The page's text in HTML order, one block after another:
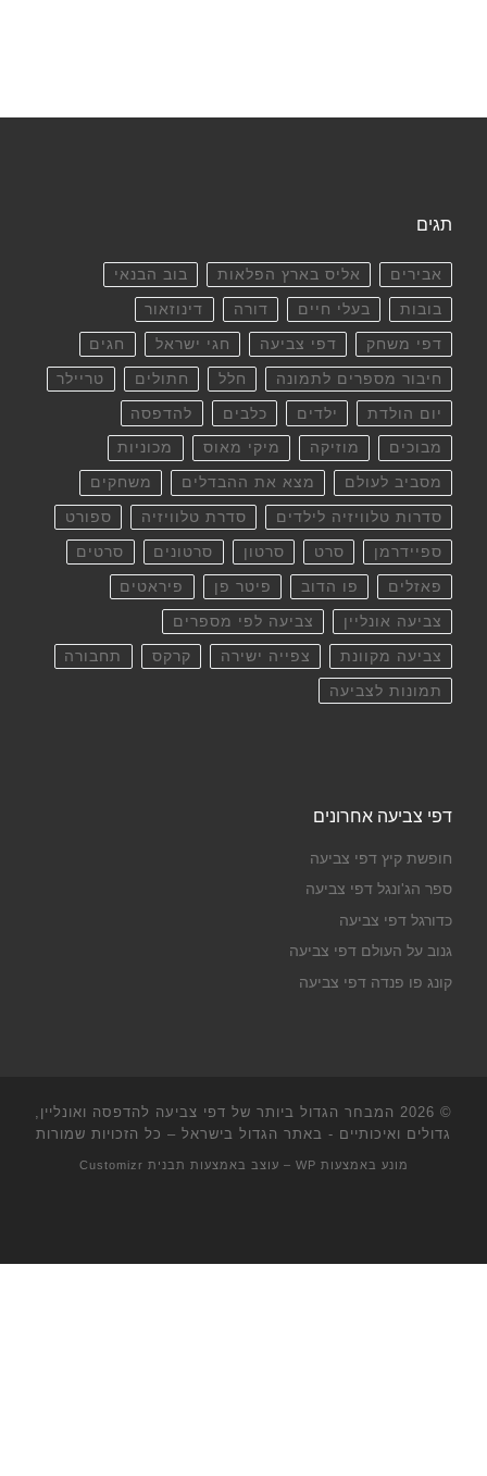
תגים
אבירים אליס בארץ הפלאות בוב הבנאי
בובות בעלי חיים דורה דינוזאור
דפי משחק דפי צביעה חגי ישראל חגים
חיבור מספרים לתמונה חלל חתולים טריילר
יום הולדת ילדים כלבים להדפסה
מבוכים מוזיקה מיקי מאוס מכוניות
מסביב לעולם מצא את ההבדלים משחקים
סדרות טלוויזיה לילדים סדרת טלוויזיה ספורט
ספיידרמן סרט סרטון סרטונים סרטים
פאזלים פו הדוב פיטר פן פיראטים
צביעה אונליין צביעה לפי מספרים
צביעה מקוונת צפייה ישירה קרקס תחבורה
תמונות לצביעה
דפי צביעה אחרונים
חופשת קיץ דפי צביעה
ספר הג'ונגל דפי צביעה
כדורגל דפי צביעה
גנוב על העולם דפי צביעה
קונג פו פנדה דפי צביעה
© 2026
המבחר הגדול ביותר של דפי צביעה להדפסה ואונליין,
גדולים ואיכותיים - באתר הגדול בישראל – כל הזכויות שמורות
מונע באמצעות WP – עוצב באמצעות תבנית Customizr